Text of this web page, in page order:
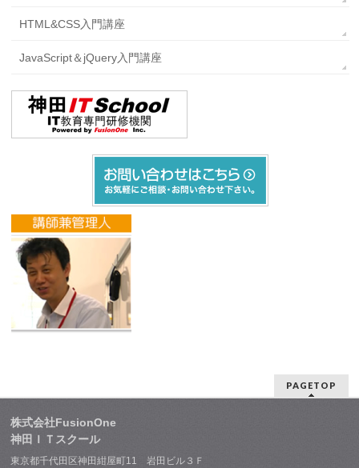
HTML&CSS入門講座
JavaScript＆jQuery入門講座
PAGETOP
株式会社FusionOne
神田ＩＴスクール
東京都千代田区神田紺屋町11 岩田ビル３Ｆ